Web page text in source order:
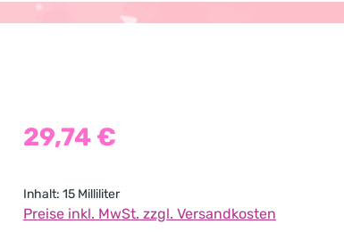
Regulärer Preis:
29,74 €
Inhalt: 15 Milliliter
Preise inkl. MwSt. zzgl. Versandkosten